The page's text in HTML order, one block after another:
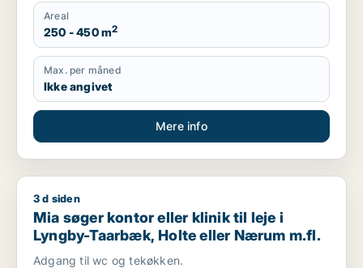
Areal
250 - 450 m2
Max. per måned
Ikke angivet
Mere info
Mia søger kontor eller klinik til leje i Lyngby-Taarbæk, Holte
3 d siden
Mia søger kontor eller klinik til leje i
Lyngby-Taarbæk, Holte eller Nærum m.fl.
Adgang til wc og tekøkken.